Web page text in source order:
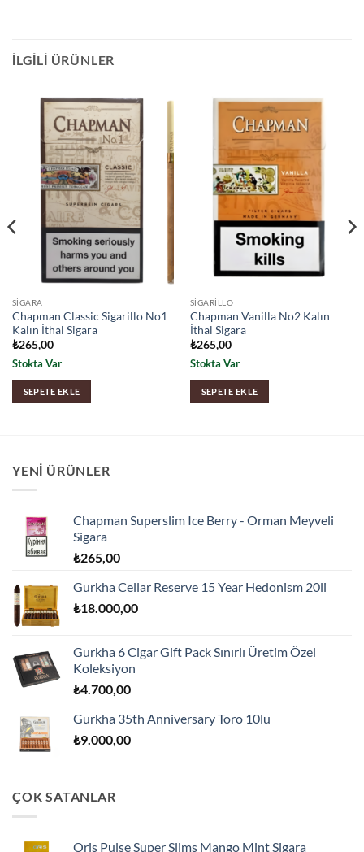
İLGILI ÜRÜNLER
SIGARA
Chapman Classic Sigarillo No1
Kalın İthal Sigara
₺265,00
Stokta Var
SEPETE EKLE
SIGARILLO
Chapman Vanilla No2 Kalın
İthal Sigara
₺265,00
Stokta Var
SEPETE EKLE
YENI ÜRÜNLER
Chapman Superslim Ice Berry - Orman Meyveli
Sigara
₺265,00
Gurkha Cellar Reserve 15 Year Hedonism 20li
₺18.000,00
Gurkha 6 Cigar Gift Pack Sınırlı Üretim Özel
Koleksiyon
₺4.700,00
Gurkha 35th Anniversary Toro 10lu
₺9.000,00
ÇOK SATANLAR
Oris Pulse Super Slims Mango Mint Sigara